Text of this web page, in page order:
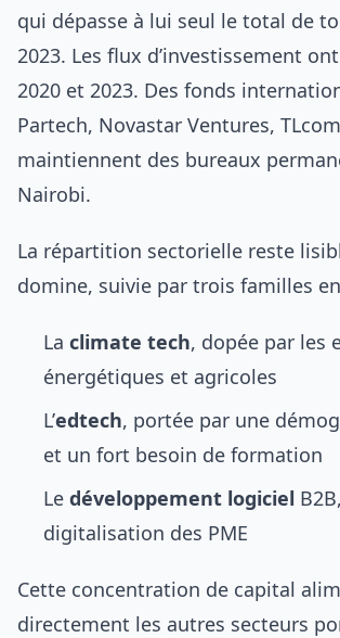
qui dépasse à lui seul le total de
2023. Les flux d’investissement
2020 et 2023. Des fonds
Partech, Novastar Ventures,
maintiennent des bureaux
Nairobi.
La répartition sectorielle reste
domine, suivie par trois familles
La climate tech, dopée par les
énergétiques et agricoles
L’edtech, portée par une
et un fort besoin de formation
Le développement logiciel
digitalisation des PME
Cette concentration de capital
directement les autres secteurs